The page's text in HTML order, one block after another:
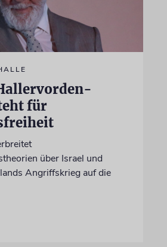
für
über Israel und
Angriffskrieg auf die